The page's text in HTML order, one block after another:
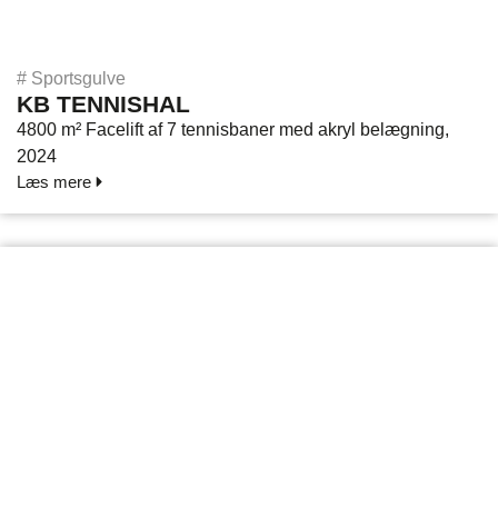
# Sportsgulve
KB TENNISHAL
4800 m² Facelift af 7 tennisbaner med akryl belægning,
2024
Læs mere